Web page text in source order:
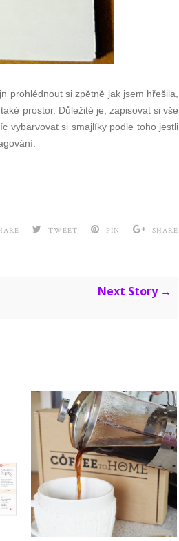
prohlédnout si zpětně jak jsem hřešila,
prostor. Důležité je, zapisovat si vše
vybarvovat si smajlíky podle toho jestli
TWEET PIN SHARE
Next Story →